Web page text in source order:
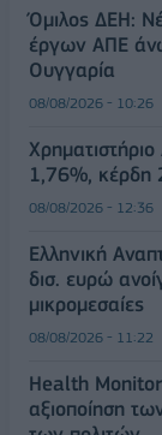
Όμιλος ΔΕΗ:
έργων ΑΠΕ
Ουγγαρία
08/08/2026 - 10:26
1,76%, κέρδη
08/08/2026 - 12:36
Ελληνική
δισ. ευρώ
μικρομεσαίες
08/08/2026 - 11:22
Health
αξιοποίηση